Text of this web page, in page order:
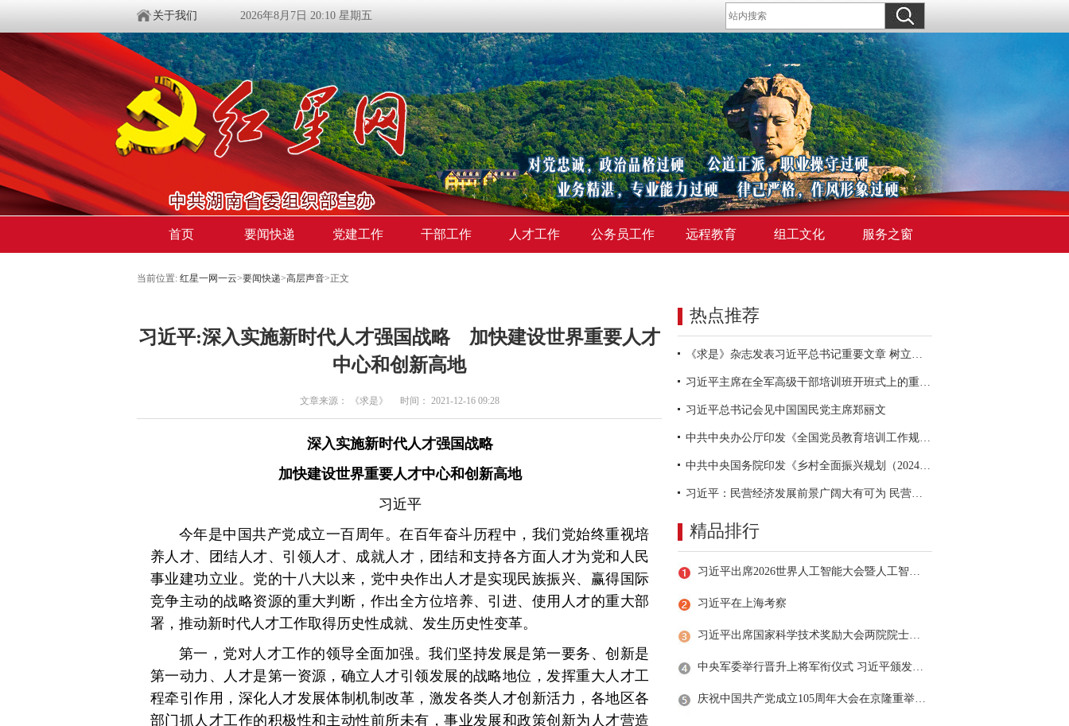
关于我们 2026年8月7日 20:10 星期五
首页 要闻快递 党建工作 干部工作 人才工作 公务员工作 远程教育 组工文化 服务之窗
当前位置: 红星一网一云>要闻快递>高层声音>正文
习近平:深入实施新时代人才强国战略 加快建设世界重要人才
中心和创新高地
文章来源： 《求是》 时间： 2021-12-16 09:28
深入实施新时代人才强国战略
加快建设世界重要人才中心和创新高地
习近平
今年是中国共产党成立一百周年。在百年奋斗历程中，我们党始终重视培
养人才、团结人才、引领人才、成就人才，团结和支持各方面人才为党和人民
事业建功立业。党的十八大以来，党中央作出人才是实现民族振兴、赢得国际
竞争主动的战略资源的重大判断，作出全方位培养、引进、使用人才的重大部
署，推动新时代人才工作取得历史性成就、发生历史性变革。
第一，党对人才工作的领导全面加强。我们坚持发展是第一要务、创新是
第一动力、人才是第一资源，确立人才引领发展的战略地位，发挥重大人才工
程牵引作用，深化人才发展体制机制改革，激发各类人才创新活力，各地区各
部门抓人才工作的积极性和主动性前所未有，事业发展和政策创新为人才营造
热点推荐
《求是》杂志发表习近平总书记重要文章 树立和践行正确政绩观
习近平主席在全军高级干部培训班开班式上的重要讲话引领全军开展思想整风、深化政治整训
习近平总书记会见中国国民党主席郑丽文
中共中央办公厅印发《全国党员教育培训工作规划（2024－2028年）》
中共中央国务院印发《乡村全面振兴规划（2024—2027年）》
习近平：民营经济发展前景广阔大有可为 民营企业和民营企业家大显身手正当其时
精品排行
习近平出席2026世界人工智能大会暨人工智能全球治理高级别会议开幕式并发表主旨讲话
习近平在上海考察
习近平出席国家科学技术奖励大会两院院士大会中国科协第十一次全国代表大会并发表重要讲话
中央军委举行晋升上将军衔仪式 习近平颁发命令状并向晋衔的军官表示祝贺
庆祝中国共产党成立105周年大会在京隆重举行 习近平发表重要讲话